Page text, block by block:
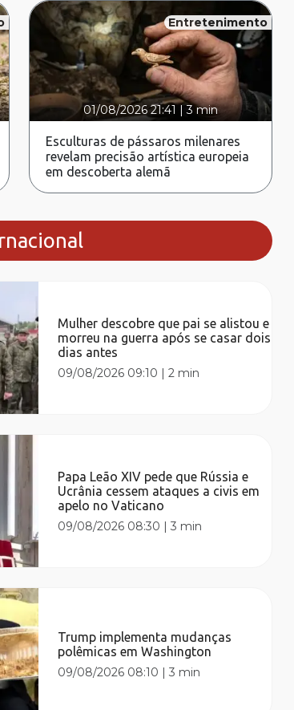
Entretenimento
01/08/2026 21:41 |3 min
Esculturas de pássaros milenares
revelam precisão artística europeia
em descoberta alemã
Mulher descobre que pai se alistou e
morreu na guerra após se casar dois
dias antes
09/08/2026 09:10 |2 min
Papa Leão XIV pede que Rússia e
Ucrânia cessem ataques a civis em
apelo no Vaticano
09/08/2026 08:30 |3 min
Trump implementa mudanças
polêmicas em Washington
09/08/2026 08:10 |3 min